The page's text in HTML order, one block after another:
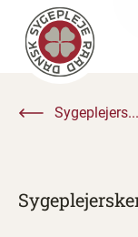
Sygeplejers...